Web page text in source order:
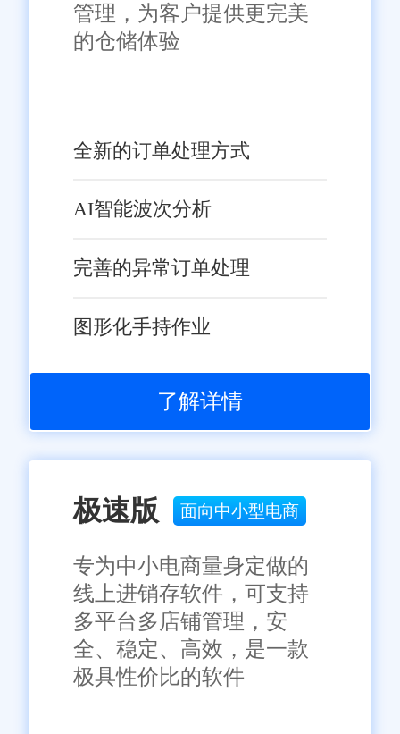
管理，为客户提供更完美
的仓储体验
全新的订单处理方式
AI智能波次分析
完善的异常订单处理
图形化手持作业
了解详情
极速版 面向中小型电商
专为中小电商量身定做的
线上进销存软件，可支持
多平台多店铺管理，安
全、稳定、高效，是一款
极具性价比的软件